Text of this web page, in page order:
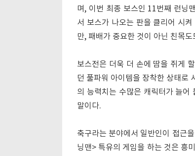
며, 이번 최종 보스인 11번째 런닝
서 보스가 나오는 판을 클리어 시
만, 패배가 중요한 것이 아닌 친목
보스전은 더욱 더 손에 땀을 쥐게
던 풀파워 아이템을 장착한 상태로
의 능력치는 수많은 캐릭터가 늘어
말이다.
축구라는 분야에서 일반인이 접근
닝맨> 특유의 게임을 하는 것은 흥